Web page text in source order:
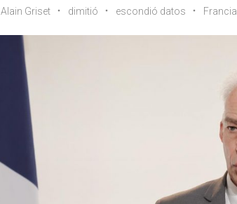
Alain Griset dimitió escondió datos Francia